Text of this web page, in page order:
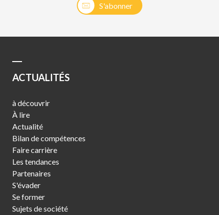
S'abonner
ACTUALITÉS
à découvrir
À lire
Actualité
Bilan de compétences
Faire carrière
Les tendances
Partenaires
S'évader
Se former
Sujets de société